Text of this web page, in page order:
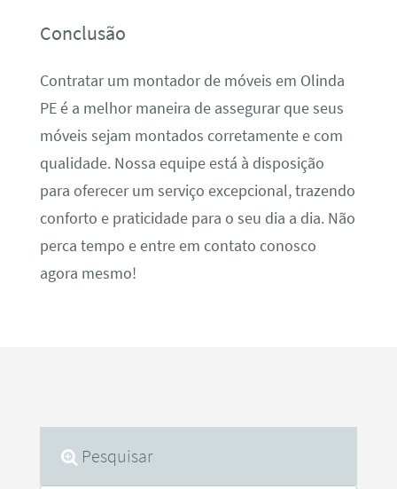
Conclusão
Contratar um montador de móveis em Olinda
PE é a melhor maneira de assegurar que seus
móveis sejam montados corretamente e com
qualidade. Nossa equipe está à disposição
para oferecer um serviço excepcional, trazendo
conforto e praticidade para o seu dia a dia. Não
perca tempo e entre em contato conosco
agora mesmo!
Pesquisar